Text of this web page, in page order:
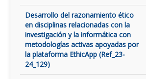
Desarrollo del razonamiento ético
en disciplinas relacionadas con la
investigación y la informática con
metodologías activas apoyadas por
la plataforma EthicApp (Ref_23-
24_129)